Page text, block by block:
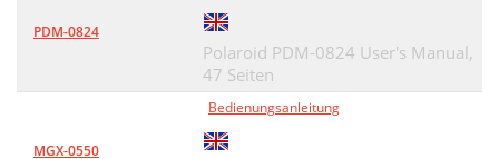
PDM-0824
Polaroid PDM-0824 User's Manual,
47 Seiten
MGX-0550
Bedienungsanleitung